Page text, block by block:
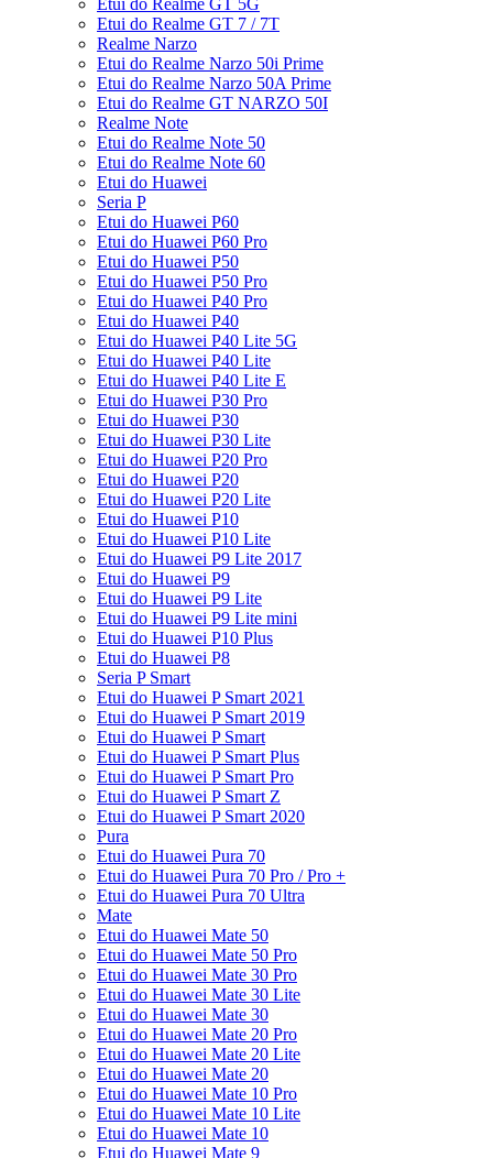
Etui do Realme GT 5G
Etui do Realme GT 7 / 7T
Realme Narzo
Etui do Realme Narzo 50i Prime
Etui do Realme Narzo 50A Prime
Etui do Realme GT NARZO 50I
Realme Note
Etui do Realme Note 50
Etui do Realme Note 60
Etui do Huawei
Seria P
Etui do Huawei P60
Etui do Huawei P60 Pro
Etui do Huawei P50
Etui do Huawei P50 Pro
Etui do Huawei P40 Pro
Etui do Huawei P40
Etui do Huawei P40 Lite 5G
Etui do Huawei P40 Lite
Etui do Huawei P40 Lite E
Etui do Huawei P30 Pro
Etui do Huawei P30
Etui do Huawei P30 Lite
Etui do Huawei P20 Pro
Etui do Huawei P20
Etui do Huawei P20 Lite
Etui do Huawei P10
Etui do Huawei P10 Lite
Etui do Huawei P9 Lite 2017
Etui do Huawei P9
Etui do Huawei P9 Lite
Etui do Huawei P9 Lite mini
Etui do Huawei P10 Plus
Etui do Huawei P8
Seria P Smart
Etui do Huawei P Smart 2021
Etui do Huawei P Smart 2019
Etui do Huawei P Smart
Etui do Huawei P Smart Plus
Etui do Huawei P Smart Pro
Etui do Huawei P Smart Z
Etui do Huawei P Smart 2020
Pura
Etui do Huawei Pura 70
Etui do Huawei Pura 70 Pro / Pro +
Etui do Huawei Pura 70 Ultra
Mate
Etui do Huawei Mate 50
Etui do Huawei Mate 50 Pro
Etui do Huawei Mate 30 Pro
Etui do Huawei Mate 30 Lite
Etui do Huawei Mate 30
Etui do Huawei Mate 20 Pro
Etui do Huawei Mate 20 Lite
Etui do Huawei Mate 20
Etui do Huawei Mate 10 Pro
Etui do Huawei Mate 10 Lite
Etui do Huawei Mate 10
Etui do Huawei Mate 9